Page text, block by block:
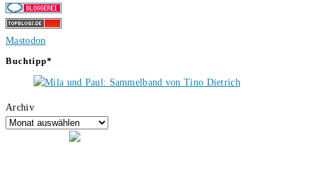
Mastodon
Buchtipp*
Archiv